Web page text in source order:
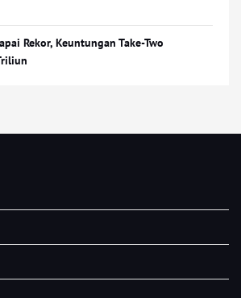
Rekor, Keuntungan Take-Two